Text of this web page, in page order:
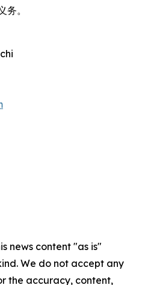
。
news content "as is"
We do not accept any
the accuracy, content,